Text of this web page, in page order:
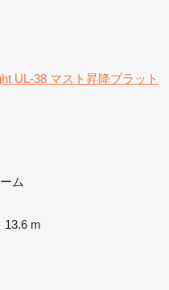
UL-38 マスト昇降プラット
ム
13.6 m